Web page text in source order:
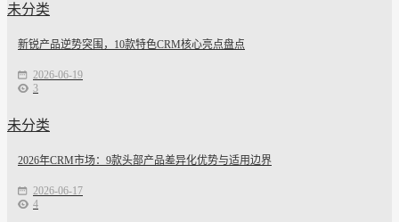
未分类
新锐产品逆势突围，10款特色CRM核心亮点盘点
2026-06-19
3
未分类
2026年CRM市场：9款头部产品差异化优势与适用边界
2026-06-17
4